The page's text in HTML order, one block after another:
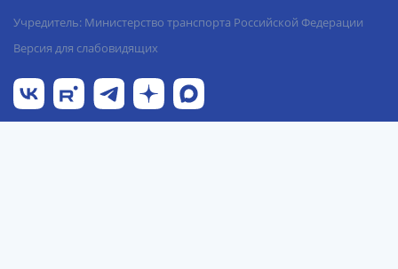
Учредитель: Министерство транспорта Российской Федерации
Версия для слабовидящих